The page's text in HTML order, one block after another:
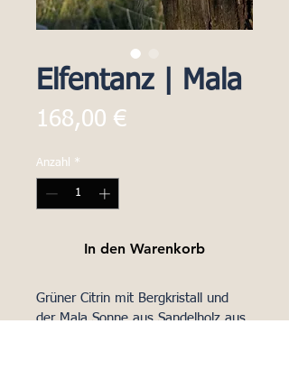
Elfentanz | Mala
168,00 €Preis
Anzahl *
In den Warenkorb
Grüner Citrin mit Bergkristall und
der Mala Sonne aus Sandelholz aus